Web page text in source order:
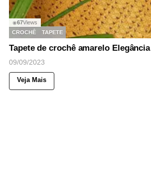
◉67Views
CROCHÊ
TAPETE
Tapete de crochê amarelo Elegância
09/09/2023
Veja Mais